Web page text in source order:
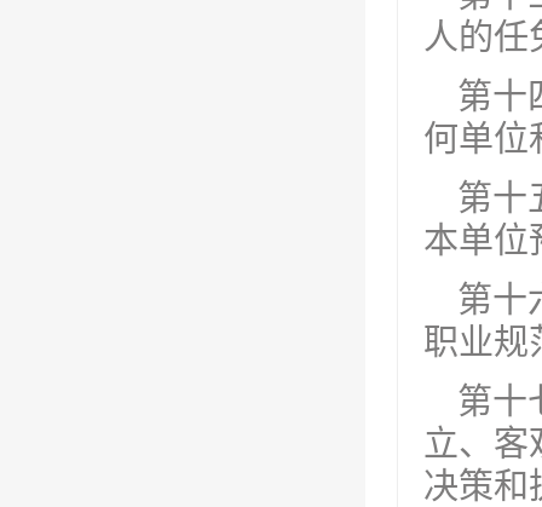
人的任
第十
何单位
第十
本单位
第十
职业规
第十
立、客
决策和